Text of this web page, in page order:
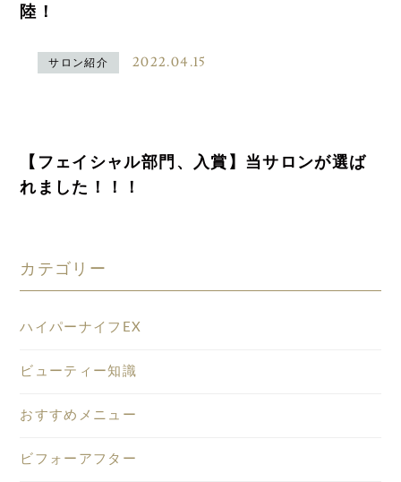
陸！
サロン紹介 2022.04.15
【フェイシャル部門、入賞】当サロンが選ば
れました！！！
カテゴリー
ハイパーナイフEX
ビューティー知識
おすすめメニュー
ビフォーアフター